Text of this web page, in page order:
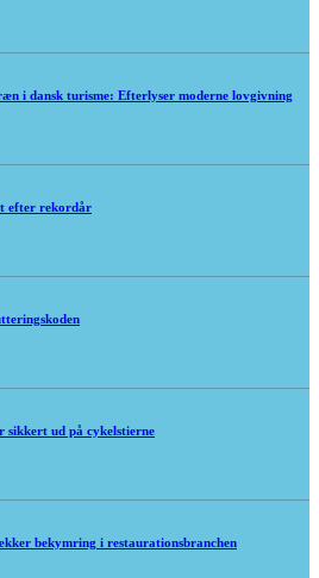
i dansk turisme: Efterlyser moderne lovgivning
efter rekordår
ud på cykelstierne
bekymring i restaurationsbranchen